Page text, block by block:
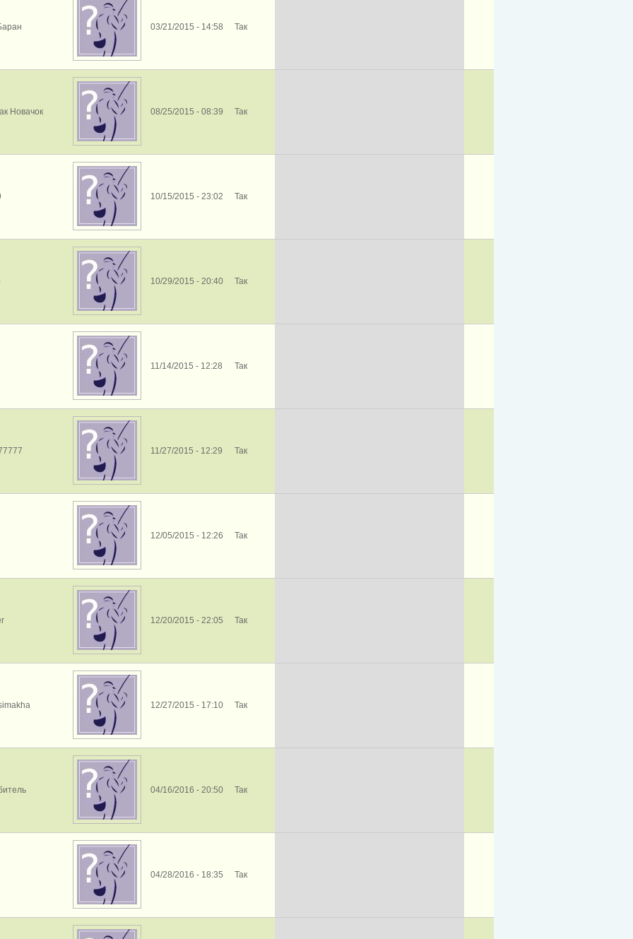
03/21/2015 - 14:58 Так
Новачок 08/25/2015 - 08:39 Так
10/15/2015 - 23:02 Так
10/29/2015 - 20:40 Так
11/14/2015 - 12:28 Так
11/27/2015 - 12:29 Так
12/05/2015 - 12:26 Так
12/20/2015 - 22:05 Так
12/27/2015 - 17:10 Так
04/16/2016 - 20:50 Так
04/28/2016 - 18:35 Так